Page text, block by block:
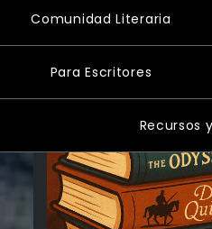
Comunidad Literaria
Para Escritores
Recursos